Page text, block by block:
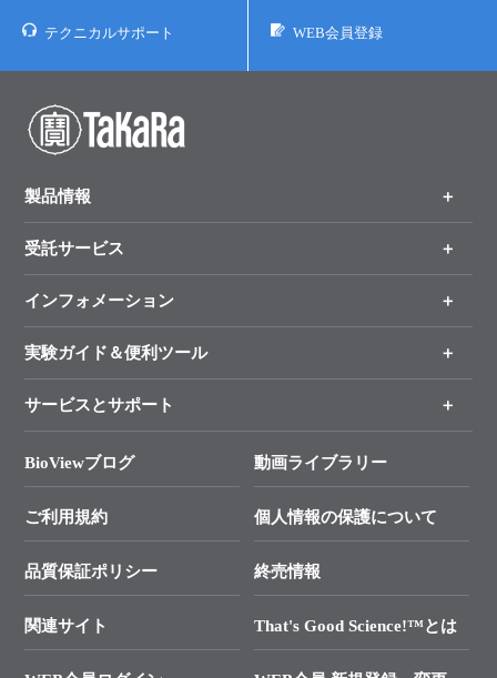
テクニカルサポート WEB会員登録
製品情報
製品一覧
手法から製品を探す
新製品情報
受託サービス
オンライン注文
インフォメーション
キャンペーン
タカラバイオ各種会員募集のお知らせ
終売製品のお知らせ
価格改定のご案内
技術セミナーのご案内
タカラバイオ発表文献
実験ガイド＆便利ツール
リアルタイムPCR実験のススメ
幹細胞・再生医療研究ガイド
クローニング実験ガイド
SMARTer NGSポータルサイト
プライマー設計
サービスとサポート
総合お問い合わせ
├ 実験コンシェルジュ
├ 受託サービスお問い合わせ
BioViewブログ 動画ライブラリー
ご利用規約 個人情報の保護について
品質保証ポリシー 終売情報
関連サイト That's Good Science!™とは